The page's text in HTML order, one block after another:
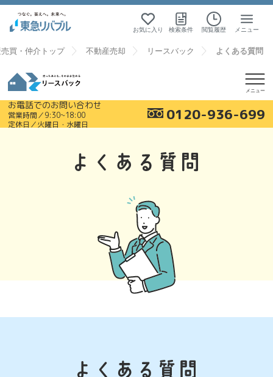
お気に入り 検索条件 閲覧履歴 メニュー
買・仲介トップ 不動産売却 リースバック よくある質問
お電話でのお問い合わせ 0120-936-699
営業時間／9:30~18:00
定休日／火曜日・水曜日